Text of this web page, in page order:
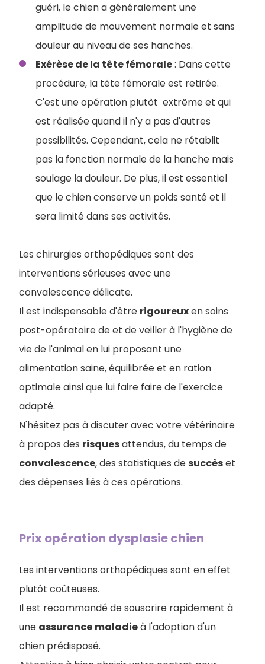
guéri, le chien a généralement une
amplitude de mouvement normale et sans
douleur au niveau de ses hanches.
Exérèse de la tête fémorale: Dans cette
procédure, la tête fémorale est retirée.
C'est une opération plutôt extrême et qui
est réalisée quand il n'y a pas d'autres
possibilités. Cependant, cela ne rétablit
pas la fonction normale de la hanche mais
soulage la douleur. De plus, il est essentiel
que le chien conserve un poids santé et il
sera limité dans ses activités.
Les chirurgies orthopédiques sont des
interventions sérieuses avec une
convalescence délicate.
Il est indispensable d'être rigoureuxen soins
post-opératoire de et de veiller à l'hygiène de
vie de l'animal en lui proposant une
alimentation saine, équilibrée et en ration
optimale ainsi que lui faire faire de l'exercice
adapté.
N'hésitez pas à discuter avec votre vétérinaire
à propos des risquesattendus, du temps de
convalescence, des statistiques desuccèset
des dépenses liés à ces opérations.
Prix opération dysplasie chien
Les interventions orthopédiques sont en effet
plutôt coûteuses.
Il est recommandé de souscrire rapidement à
une assurance maladieà l'adoption d'un
chien prédisposé.